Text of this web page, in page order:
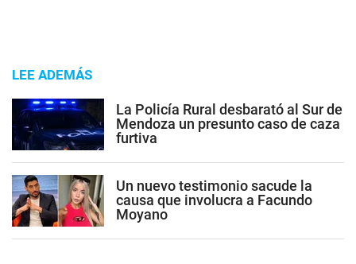
LEE ADEMÁS
La Policía Rural desbarató al Sur de
Mendoza un presunto caso de caza
furtiva
Un nuevo testimonio sacude la
causa que involucra a Facundo
Moyano